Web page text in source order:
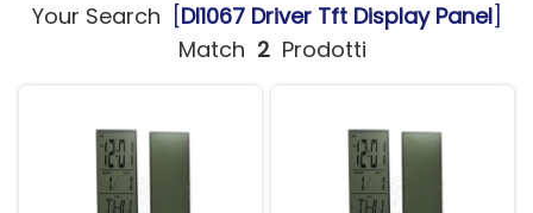
Your Search [Dl1067 Driver Tft Display Panel]
Match 2 Prodotti